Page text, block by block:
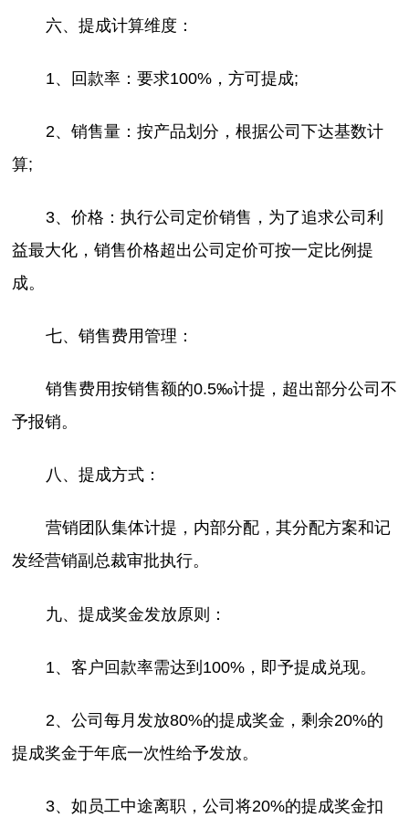
六、提成计算维度：
1、回款率：要求100%，方可提成;
2、销售量：按产品划分，根据公司下达基数计
算;
3、价格：执行公司定价销售，为了追求公司利
益最大化，销售价格超出公司定价可按一定比例提
成。
七、销售费用管理：
销售费用按销售额的0.5‰计提，超出部分公司不
予报销。
八、提成方式：
营销团队集体计提，内部分配，其分配方案和记
发经营销副总裁审批执行。
九、提成奖金发放原则：
1、客户回款率需达到100%，即予提成兑现。
2、公司每月发放80%的提成奖金，剩余20%的
提成奖金于年底一次性给予发放。
3、如员工中途离职，公司将20%的提成奖金扣